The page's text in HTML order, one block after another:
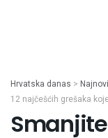
Hrvatska danas >
12 najčešćih grešaka